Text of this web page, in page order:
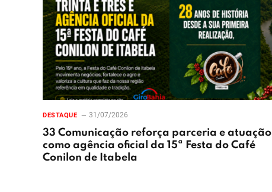
DESTAQUE 31/07/2026
33 Comunicação reforça parceria e atuação
como agência oficial da 15ª Festa do Café
Conilon de Itabela